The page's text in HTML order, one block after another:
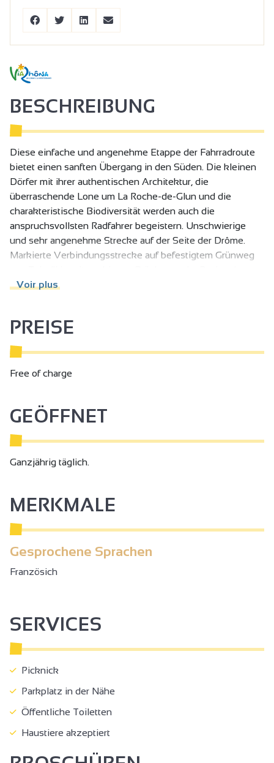
BESCHREIBUNG
Diese einfache und angenehme Etappe der Fahrradroute
bietet einen sanften Übergang in den Süden. Die kleinen
Dörfer mit ihrer authentischen Architektur, die
überraschende Lone um La Roche-de-Glun und die
charakteristische Biodiversität werden auch die
anspruchsvollsten Radfahrer begeistern. Unschwierige
und sehr angenehme Strecke auf der Seite der Drôme.
Markierte Verbindungsstrecke auf befestigtem Grünweg
Glun. Zahlreiche Komforteinrichtungen (Picknicktische,
Durchquerung von Valence auf geteilten Fahrbahnen,
Vorsicht.
Voir plus
PREISE
Free of charge
GEÖFFNET
Ganzjährig täglich.
MERKMALE
Gesprochene Sprachen
Französich
SERVICES
Picknick
Parkplatz in der Nähe
Öffentliche Toiletten
Haustiere akzeptiert